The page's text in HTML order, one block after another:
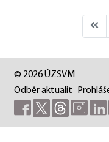
© 2026 ÚZSVM
Odběr aktualit